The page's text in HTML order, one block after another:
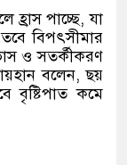
হ্রাস পাচ্ছে, যা
বিপৎসীমার
ও সতর্কীকরণ
বলেন, ছয়
বৃষ্টিপাত কমে